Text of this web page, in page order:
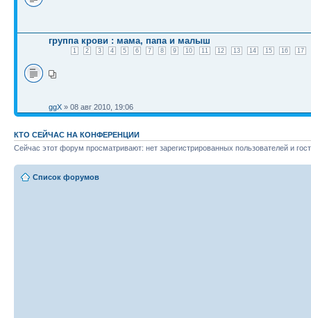
группа крови : мама, папа и малыш
1 2 3 4 5 6 7 8 9 10 11 12 13 14 15 16 17
ggX » 08 авг 2010, 19:06
КТО СЕЙЧАС НА КОНФЕРЕНЦИИ
Сейчас этот форум просматривают: нет зарегистрированных пользователей и
Список форумов